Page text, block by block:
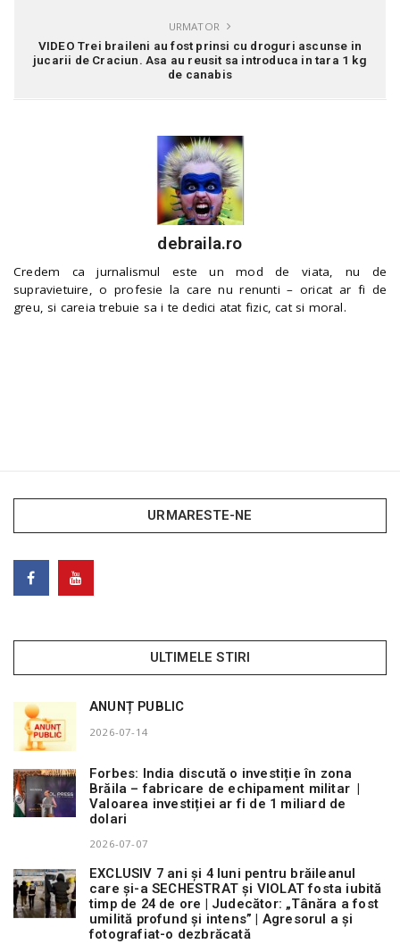
URMATOR
VIDEO Trei braileni au fost prinsi cu droguri ascunse in
jucarii de Craciun. Asa au reusit sa introduca in tara 1 kg
de canabis
debraila.ro
Credem ca jurnalismul este un mod de viata, nu de
supravietuire, o profesie la care nu renunti – oricat ar fi de
greu, si careia trebuie sa i te dedici atat fizic, cat si moral.
URMARESTE-NE
ULTIMELE STIRI
ANUNȚ PUBLIC
2026-07-14
Forbes: India discută o investiție în zona
Brăila – fabricare de echipament militar |
Valoarea investiției ar fi de 1 miliard de
dolari
2026-07-07
EXCLUSIV 7 ani și 4 luni pentru brăileanul
care și-a SECHESTRAT și VIOLAT fosta iubită
timp de 24 de ore | Judecător: „Tânăra a fost
umilită profund și intens” | Agresorul a și
fotografiat-o dezbrăcată